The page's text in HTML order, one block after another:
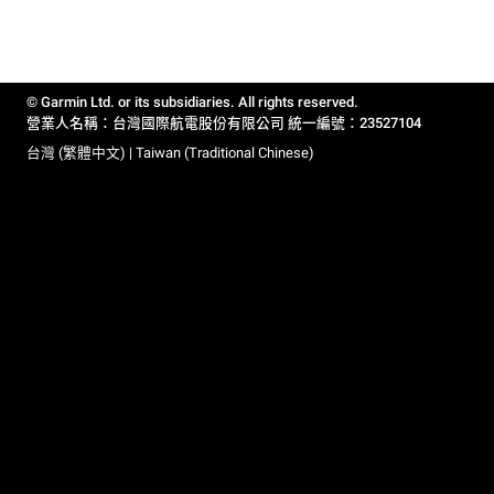
© Garmin Ltd. or its subsidiaries. All rights reserved.
營業人名稱：台灣國際航電股份有限公司 統一編號：23527104
台灣 (繁體中文) | Taiwan (Traditional Chinese)